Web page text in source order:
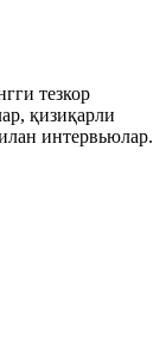
тезкор
қизиқарли
интервьюлар.